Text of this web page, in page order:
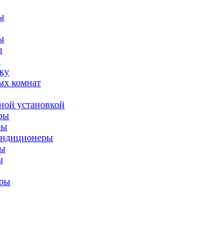
комнат
установкой